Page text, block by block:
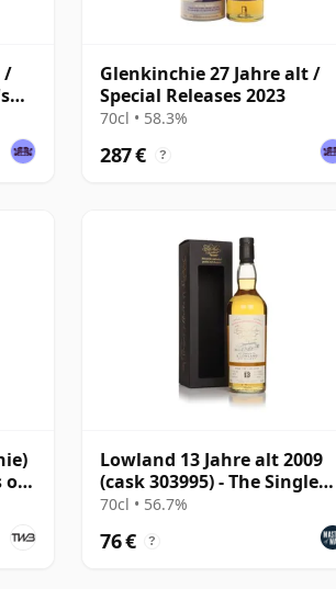
/
Glenkinchie 27 Jahre alt /
Special Releases 2023
70cl • 58.3%
287 € ?
of
Lowland 13 Jahre alt 2009
(cask 303995) - The Single
Malts of
70cl • 56.7%
76 € ?